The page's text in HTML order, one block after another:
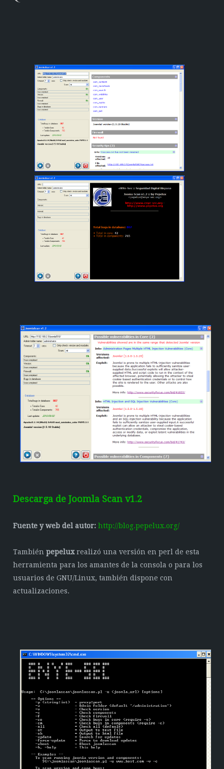
Descarga de Joomla Scan v1.2
Fuente y web del autor: http://blog.pepelux.org/
Tambiénpepeluxrealizó una versión en perl de esta
herramienta para los amantes de la consola o para los
usuarios de GNU/Linux, también dispone con
actualizaciones.